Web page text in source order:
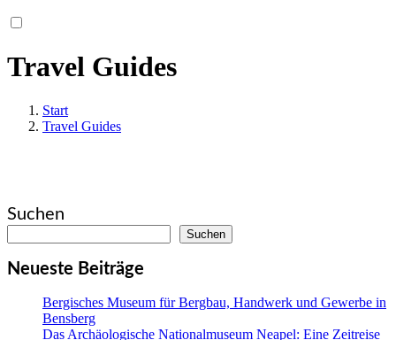
Travel Guides
Start
Travel Guides
Suchen
Suchen
Neueste Beiträge
Bergisches Museum für Bergbau, Handwerk und Gewerbe in
Bensberg
Das Archäologische Nationalmuseum Neapel: Eine Zeitreise